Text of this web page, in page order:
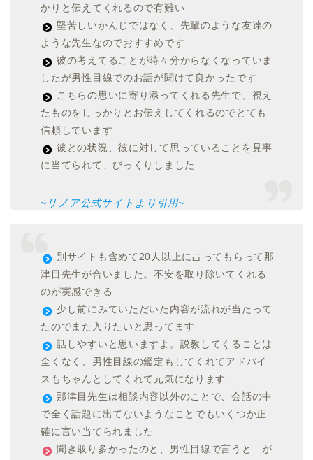
かりと伝えてくれるので有難い
堅苦しいかんじではなく、先輩のような友達の
ような先生なのでおすすめです
彼の考えてることが時々分からなくなっていま
したが男性目線でのお話が聞けて良かったです
こちらの思いに寄り添ってくれる先生で、視え
たものをしっかりとお伝えしてくれるのでとても
信頼しています
彼との状況、彼に対して思っていることを見事
に当てられて、びっくりしました
~リノア公式サイトより引用~
別サイトも含めて20人以上に占ってもらって那
津目先生が合いました。不安を取り除いてくれる
のが実感できる
少し前にみていただいた内容が流れが当たって
たのでまた入りたいと思ってます
話しやすいと思いますよ。説教してくることは
全くなく、男性目線の鑑定もしてくれてアドバイ
スもちゃんとしてくれて元気になります
那津目先生は相談内容以外のことで、会話の中
で全く話題に出てないようなことでもいくつか正
確に言い当てられました
聞き取り多かったのと、男性目線で言うと…が